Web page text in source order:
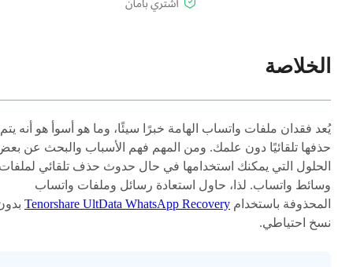
الخلاصة
يُعد فقدان ملفات واتساب الهامة خبرًا سيئًا، وما هو أسوأ هو أنه يتم
حذفها تلقائيًا دون علمك. ومن المهم فهم الأسباب والبحث عن
الحلول التي يمكنك استخدامها في حال حدوث حذف تلقائي
وسائط واتساب. لذا، حاول استعادة رسائل وملفات واتساب
المحذوفة باستخدام Tenorshare UltData WhatsApp Recovery
نسخ احتياطي.